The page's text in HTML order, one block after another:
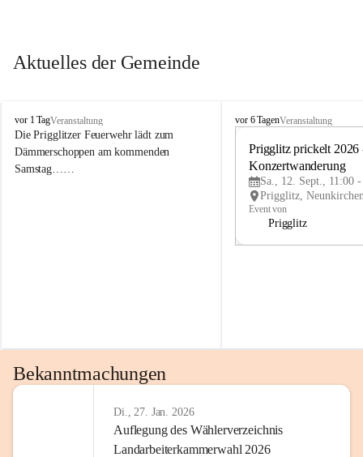
Aktuelles der Gemeinde
P
r
i
g
vor 1 TagVeranstaltung
Die Prigglitzer Feuerwehr lädt zum
Dämmerschoppen am kommenden
Samstag……
P
vor 6 TagenVeranstaltung
Prigglitz prickelt 2026
Konzertwanderung
Sa., 12. Sept., 11:00
Event von
Prigglitz
Bekanntmachungen
Di., 27. Jan. 2026
Auflegung des Wählerverzeichnis
Landarbeiterkammerwahl 2026